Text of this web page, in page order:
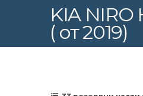
KIA NIRO
( от 2019)